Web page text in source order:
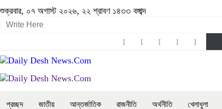
শুক্রবার, ০৭ অগাস্ট ২০২৬, ২২ শ্রাবণ ১৪৩৩ বঙ্গাব্দ
প্রচ্ছদ জাতীয় আন্তর্জাতিক রাজনীতি অর্থনীতি খেলাধুলা